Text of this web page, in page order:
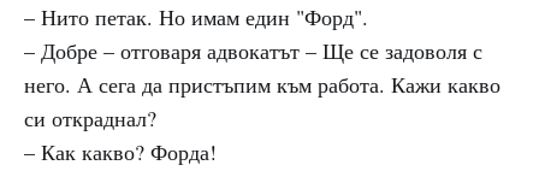
– Нито петак. Но имам един "Форд".
– Добре – отговаря адвокатът – Ще се задоволя с
него. А сега да пристъпим към работа. Кажи какво
си откраднал?
– Как какво? Форда!